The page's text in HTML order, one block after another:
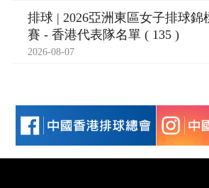
排球 | 2026亞洲東區女子排球錦
賽 - 香港代表隊名單 ( 135 )
2026-08-07